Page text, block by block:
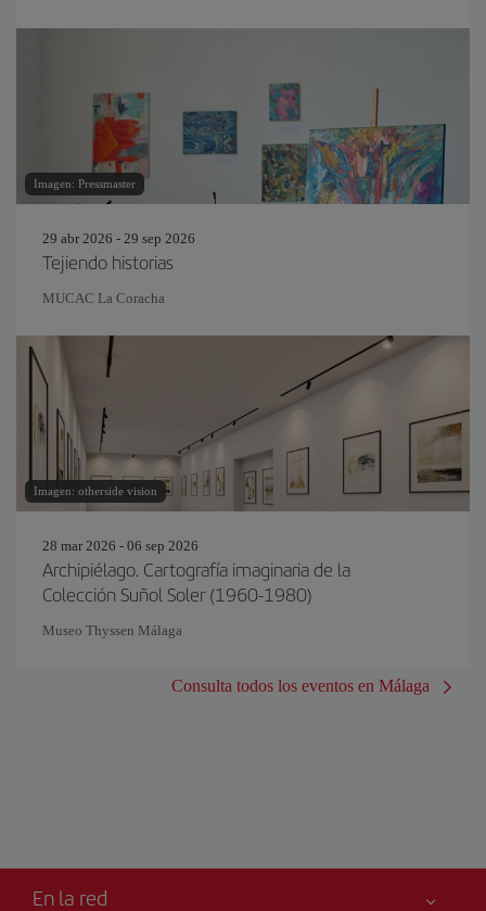
Imagen: Pressmaster
29 abr 2026 - 29 sep 2026
Tejiendo historias
MUCAC La Coracha
Imagen: otherside vision
28 mar 2026 - 06 sep 2026
Archipiélago. Cartografía imaginaria de la
Colección Suñol Soler (1960-1980)
Museo Thyssen Málaga
Consulta todos los eventos en Málaga
En la red